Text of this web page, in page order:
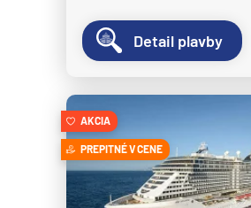
Celestyal Cruises
Celestyal Journey
Celestyal Olympia
Costa Cruises
Costa Deliziosa
Detail plavby
AKCIA
PREPITNÉ V CENE